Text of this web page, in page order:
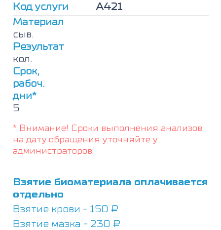
Код услуги
А421
Материал
сыв.
Результат
кол.
Срок,
рабоч.
дни*
5
* Внимание! Сроки выполнения анализов
на дату обращения уточняйте у
администраторов.
Взятие биоматериала оплачивается
отдельно
Взятие крови - 150 ₽
Взятие мазка - 230 ₽